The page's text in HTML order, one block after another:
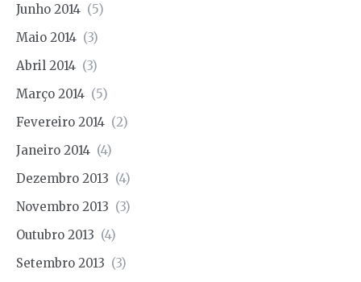
Junho 2014 (5)
Maio 2014 (3)
Abril 2014 (3)
Março 2014 (5)
Fevereiro 2014 (2)
Janeiro 2014 (4)
Dezembro 2013 (4)
Novembro 2013 (3)
Outubro 2013 (4)
Setembro 2013 (3)